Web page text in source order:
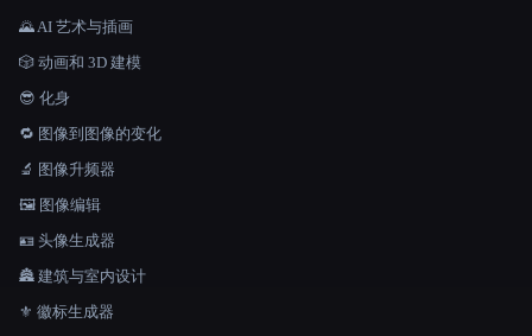
🌄 AI 艺术与插画
🎲 动画和 3D 建模
😎 化身
🔁 图像到图像的变化
🔬 图像升频器
🖼️ 图像编辑
🪪 头像生成器
🏯 建筑与室内设计
⚜️ 徽标生成器